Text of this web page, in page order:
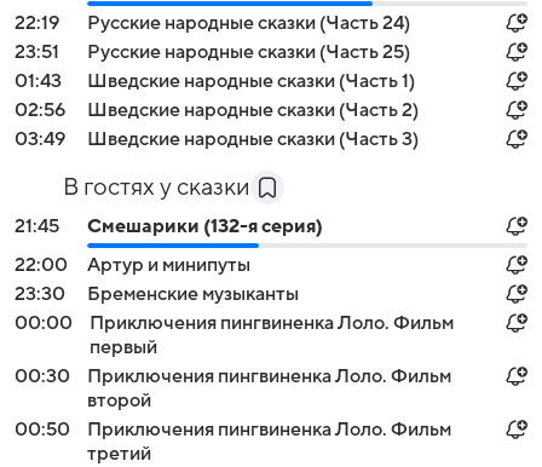
22:19
Русские народные сказки (Часть 24)
23:51
Русские народные сказки (Часть 25)
01:43
Шведские народные сказки (Часть 1)
02:56
Шведские народные сказки (Часть 2)
03:49
Шведские народные сказки (Часть 3)
В гостях у сказки
21:45
Смешарики (132-я серия)
22:00
Артур и минипуты
23:30
Бременские музыканты
00:00
Приключения пингвиненка Лоло. Фильм
первый
00:30
Приключения пингвиненка Лоло. Фильм
второй
00:50
Приключения пингвиненка Лоло. Фильм
третий